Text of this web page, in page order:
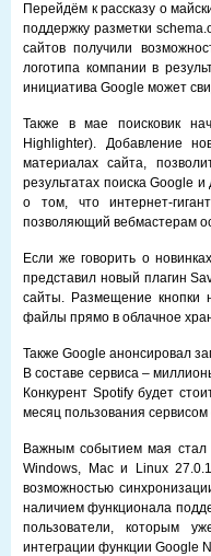
Перейдём к рассказу о
поддержку разметки
сайтов получили
логотипа компании в
инициатива Google может
Также в мае поисковик
Highlighter). Добавление
материалах сайта,
результатах поиска Google
о том, что интернет-
позволяющий вебмастерам
Если же говорить о
представил новый плагин
сайты. Размещение кнопки
файлы прямо в облачное
Также Google анонсировал
В составе сервиса –
Конкурент Spotify будет
месяц пользования
Важным событием мая стал
Windows, Mac и Linux
возможностью
наличием функционала
пользователи, которым
интеграции функции Google